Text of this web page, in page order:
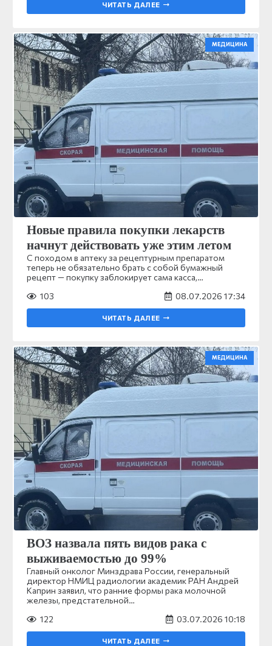
ЧИТАТЬ ДАЛЕЕ
МЕДИЦИНА
Новые правила покупки лекарств
начнут действовать уже этим летом
С походом в аптеку за рецептурным препаратом
теперь не обязательно брать с собой бумажный
рецепт — покупку заблокирует сама касса,…
103
08.07.2026 17:34
ЧИТАТЬ ДАЛЕЕ
МЕДИЦИНА
ВОЗ назвала пять видов рака с
выживаемостью до 99%
Главный онколог Минздрава России, генеральный
директор НМИЦ радиологии академик РАН Андрей
Каприн заявил, что ранние формы рака молочной
железы, предстательной…
122
03.07.2026 10:18
ЧИТАТЬ ДАЛЕЕ